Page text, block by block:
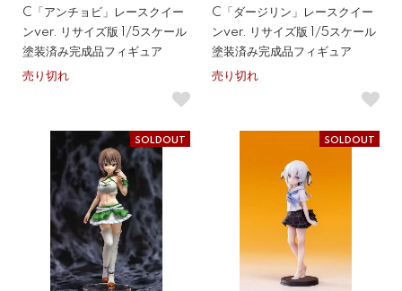
C「アンチョビ」レースクイー
ンver. リサイズ版 1/5スケール
塗装済み完成品フィギュア
売り切れ
C「ダージリン」レースクイー
ンver. リサイズ版 1/5スケール
塗装済み完成品フィギュア
売り切れ
SOLDOUT SOLDOUT